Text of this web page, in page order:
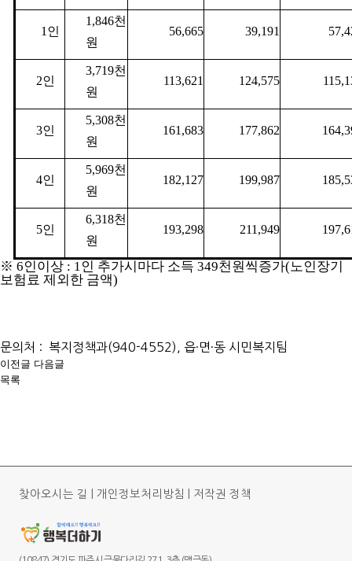
1인
1,846천
원
56,665 39,191
2인
3,719천
원
113,621 124,575
3인
5,308천
원
161,683 177,862
4인
5,969천
원
182,127 199,987
5인
6,318천
원
193,298 211,949
※ 6인이상 : 1인 추가시마다 소득 349천원씩증가(노인장기
보험료 제외한 금액)
문의처 : 복지정책과(940-4552), 읍·면·동 시민복지팀
이전글 다음글
목록
찾아오시는 길 개인정보처리방침 저작권 정책